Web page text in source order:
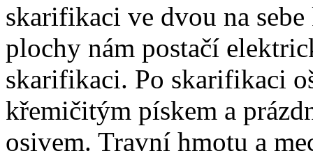
skarifikaci ve dvou na
plochy nám postačí
skarifikaci. Po skarifikaci
křemičitým pískem a
osivem. Travní hmotu a